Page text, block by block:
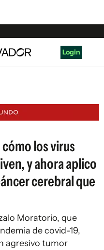
Login
los virus
y ahora aplico
cerebral que
Moratorio, que
de covid-19,
agresivo tumor